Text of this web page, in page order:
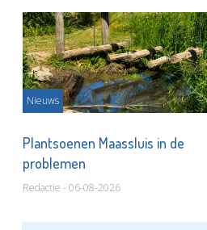
Nieuws
Plantsoenen Maassluis in de
problemen
Redactie - 06-08-2026